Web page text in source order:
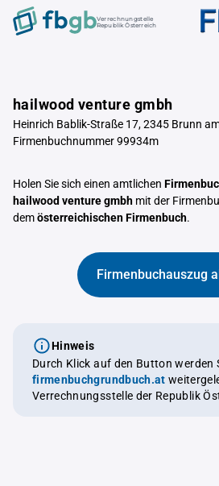
Verrechnungstelle
Republik Österreich
hailwood venture gmbh
Heinrich Bablik-Straße 17, 2345 Brunn
Firmenbuchnummer 99934m
Holen Sie sich einen amtlichen
hailwood venture gmbh mit der
demösterreichischen Firmenbuch.
Firmenbuchauszug
Hinweis
Durch Klick auf den Button werden
firmenbuchgrundbuch.at weitergeleitet, eine offizielle
Verrechnungsstelle der Republik